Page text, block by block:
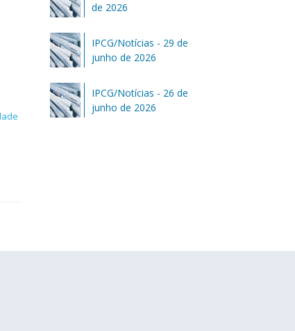
de 2026
IPCG/Notícias - 29 de
junho de 2026
IPCG/Notícias - 26 de
junho de 2026